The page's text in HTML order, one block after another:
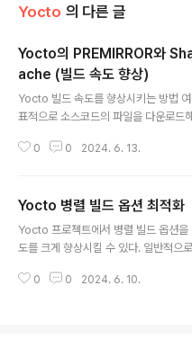
Yocto 의 다른 글
Yocto의 PREMIRROR와
ache (빌드 속도 향상)
Yocto 빌드 속도를 향상시키는 방법
표적으로 소스코드의 파일을 다운로드
State Cache이다
치 파일, 그리고 기타 필요한 파일들을
를 설정하는 기능을 말한다. 이를 통해
시간을 줄이고, 빌드 환경에 필요한 파
이 소스 파일을 다운로드할 때 먼저 지정
0 0 2024. 6. 13.
Yocto 병렬 빌드 옵션 최적화
Yocto 프로젝트에서 병렬 빌드 옵션을
도를 크게 향상시킬 수 있다. 일반적으
드 옵션을 설정할 때 다음 두 가지 주요
0 0 2024. 6. 10.